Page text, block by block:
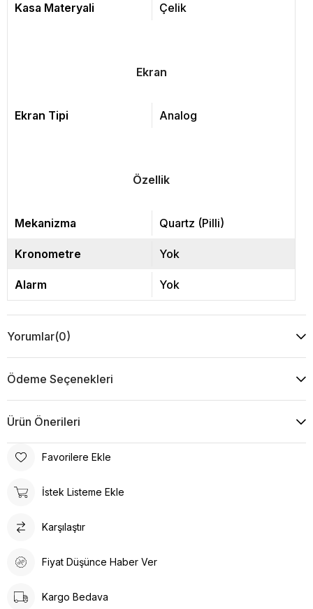
Kasa Materyali Çelik
Ekran
Ekran Tipi Analog
Özellik
Mekanizma Quartz (Pilli)
Kronometre Yok
Alarm Yok
Yorumlar(0)
Ödeme Seçenekleri
Ürün Önerileri
Favorilere Ekle
İstek Listeme Ekle
Karşılaştır
Fiyat Düşünce Haber Ver
Kargo Bedava